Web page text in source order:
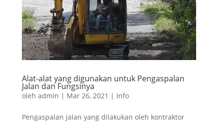
Alat-alat yang digunakan untuk Pengaspalan
Jalan dan Fungsinya
oleh admin | Mar 26, 2021 | Info
Pengaspalan jalan yang dilakukan oleh kontraktor